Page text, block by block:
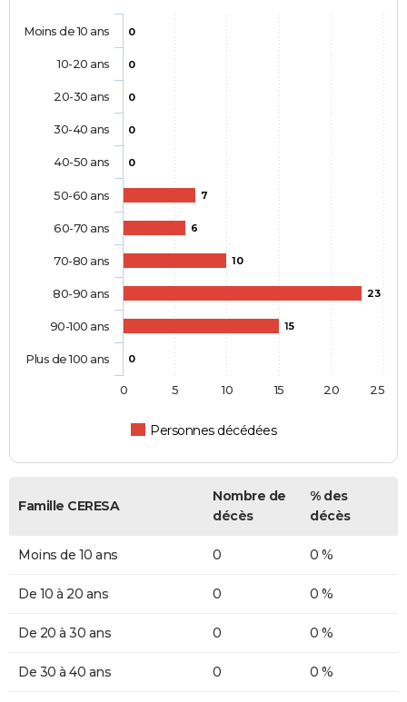
0
0
0
0
0
7
6
10
23
15
0
Personnes décédées
Moins de 10 ans
10-20 ans
20-30 ans
30-40 ans
40-50 ans
50-60 ans
60-70 ans
70-80 ans
80-90 ans
90-100 ans
Plus de 100 ans
0 5 10 15 20 25
Famille CERESA
Nombre de
décès
% des
décès
Moins de 10 ans 0 0 %
De 10 à 20 ans 0 0 %
De 20 à 30 ans 0 0 %
De 30 à 40 ans 0 0 %